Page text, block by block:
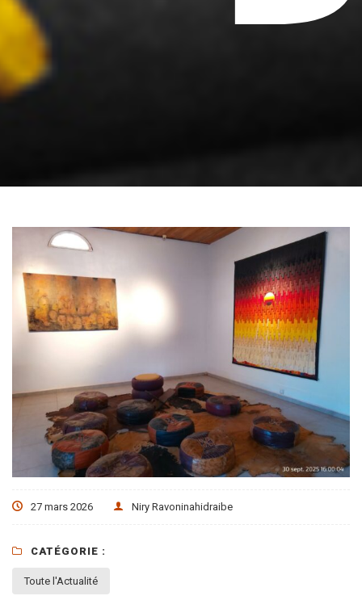
27 mars 2026 Niry Ravoninahidraibe
CATÉGORIE :
Toute l'Actualité